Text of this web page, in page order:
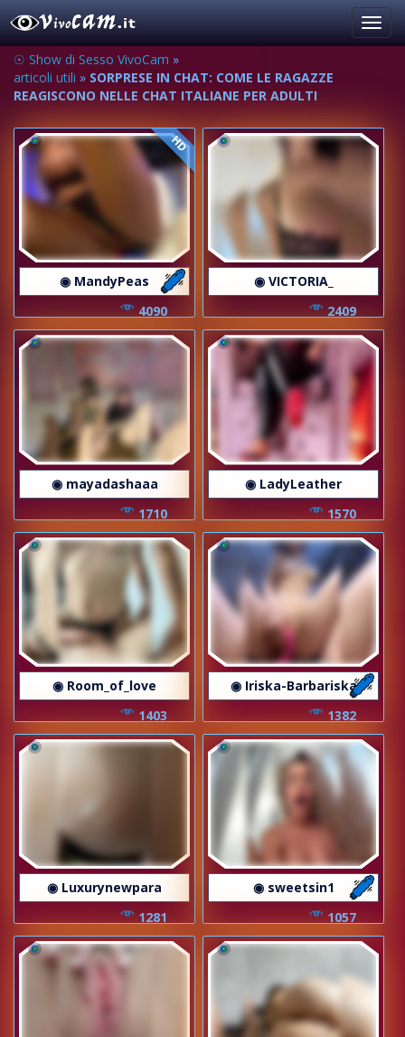
☉ Show di Sesso VivoCam »
articoli utili » SORPRESE IN CHAT: COME LE RAGAZZE
REAGISCONO NELLE CHAT ITALIANE PER ADULTI
HD
◉ MandyPeas
4090
◉ VICTORIA_
2409
◉ mayadashaaa
1710
◉ LadyLeather
1570
◉ Room_of_love
1403
◉ Iriska-Barbariska
1382
◉ Luxurynewpara
1281
◉ sweetsin1
1057